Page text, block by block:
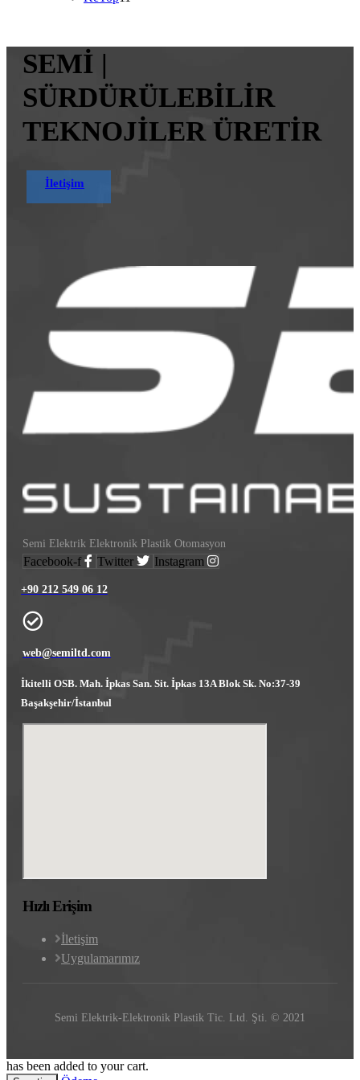
SEMİ |
SÜRDÜRÜLEBİLİR
TEKNOJİLER ÜRETİR
İletişim
Semi Elektrik Elektronik Plastik Otomasyon
Facebook-f Twitter Instagram
+90 212 549 06 12
web@semiltd.com
İkitelli OSB. Mah. İpkas San. Sit. İpkas 13A Blok Sk. No:37-39
Başakşehir/İstanbul
Hızlı Erişim
İletişim
Uygulamarımız
Semi Elektrik-Elektronik Plastik Tic. Ltd. Şti. © 2021
has been added to your cart.